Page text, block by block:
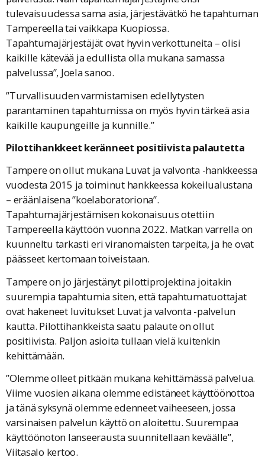
tulevaisuudessa sama asia, järjestävätkö he tapahtuman
Tampereella tai vaikkapa Kuopiossa.
Tapahtumajärjestäjät ovat hyvin verkottuneita – olisi
kaikille kätevää ja edullista olla mukana samassa
palvelussa”, Joela sanoo.
”Turvallisuuden varmistamisen edellytysten
parantaminen tapahtumissa on myös hyvin tärkeä asia
kaikille kaupungeille ja kunnille.”
Pilottihankkeet keränneet positiivista palautetta
Tampere on ollut mukana Luvat ja valvonta -hankkeessa
vuodesta 2015 ja toiminut hankkeessa kokeilualustana
– eräänlaisena ”koelaboratoriona”.
Tapahtumajärjestämisen kokonaisuus otettiin
Tampereella käyttöön vuonna 2022. Matkan varrella on
kuunneltu tarkasti eri viranomaisten tarpeita, ja he ovat
päässeet kertomaan toiveistaan.
Tampere on jo järjestänyt pilottiprojektina joitakin
suurempia tapahtumia siten, että tapahtumatuottajat
ovat hakeneet luvitukset Luvat ja valvonta -palvelun
kautta. Pilottihankkeista saatu palaute on ollut
positiivista. Paljon asioita tullaan vielä kuitenkin
kehittämään.
”Olemme olleet pitkään mukana kehittämässä palvelua.
Viime vuosien aikana olemme edistäneet käyttöönottoa
ja tänä syksynä olemme edenneet vaiheeseen, jossa
varsinaisen palvelun käyttö on aloitettu. Suurempaa
käyttöönoton lanseerausta suunnitellaan keväälle”,
Viitasalo kertoo.